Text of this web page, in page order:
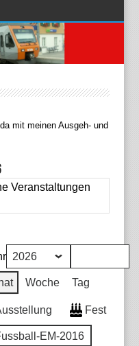
mit meinen Ausgeh- und
Veranstaltungen
Woche Tag
Fest
EM-2016